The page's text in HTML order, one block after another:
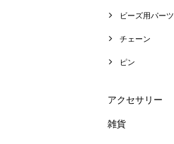
ビーズ用パーツ
チェーン
ピン
アクセサリー
雑貨